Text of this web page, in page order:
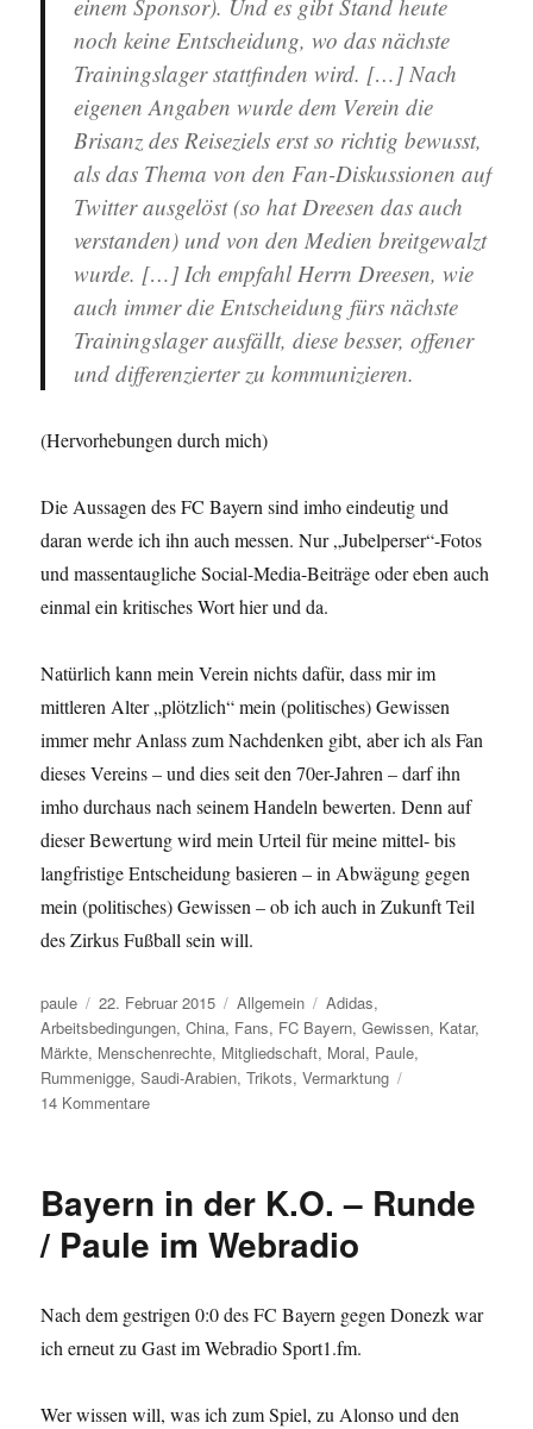
einem Sponsor). Und es gibt Stand heute
noch keine Entscheidung, wo das nächste
Trainingslager stattfinden wird. […] Nach
eigenen Angaben wurde dem Verein die
Brisanz des Reiseziels erst so richtig bewusst,
als das Thema von den Fan-Diskussionen auf
Twitter ausgelöst (so hat Dreesen das auch
verstanden) und von den Medien breitgewalzt
wurde. […] Ich empfahl Herrn Dreesen, wie
auch immer die Entscheidung fürs nächste
Trainingslager ausfällt, diese besser, offener
und differenzierter zu kommunizieren.
(Hervorhebungen durch mich)
Die Aussagen des FC Bayern sind imho eindeutig und
daran werde ich ihn auch messen. Nur „Jubelperser“-Fotos
und massentaugliche Social-Media-Beiträge oder eben auch
einmal ein kritisches Wort hier und da.
Natürlich kann mein Verein nichts dafür, dass mir im
mittleren Alter „plötzlich“ mein (politisches) Gewissen
immer mehr Anlass zum Nachdenken gibt, aber ich als Fan
dieses Vereins – und dies seit den 70er-Jahren – darf ihn
imho durchaus nach seinem Handeln bewerten. Denn auf
dieser Bewertung wird mein Urteil für meine mittel- bis
langfristige Entscheidung basieren – in Abwägung gegen
mein (politisches) Gewissen – ob ich auch in Zukunft Teil
des Zirkus Fußball sein will.
Autor
paule
Veröffentlicht
am
22. Februar 2015 Kategorien
Allgemein Schlagwörter
Adidas,
Arbeitsbedingungen,China, Fans, FC Bayern,Gewissen, Katar,
Märkte, Menschenrechte, Mitgliedschaft, Moral, Paule,
Rummenigge,Saudi-Arabien,Trikots,Vermarktung
14 Kommentarezu
Bayern in der K.O. – Runde
/ Paule im Webradio
Nach dem gestrigen 0:0 des FC Bayern gegen Donezk war
ich erneut zu Gast im Webradio Sport1.fm.
Wer wissen will, was ich zum Spiel, zu Alonso und den